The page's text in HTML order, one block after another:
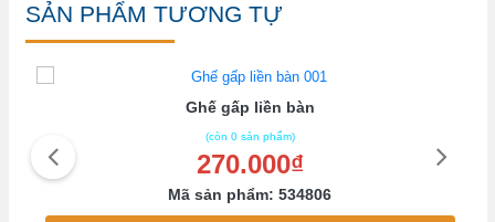
SẢN PHẨM TƯƠNG TỰ
Ghế gấp liền bàn
(còn 0 sản phẩm)
270.000₫
Mã sản phẩm: 534806